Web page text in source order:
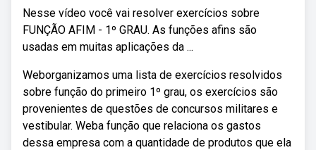
Nesse vídeo você vai resolver exercícios sobre
FUNÇÃO AFIM - 1º GRAU. As funções afins são
usadas em muitas aplicações da ...
Weborganizamos uma lista de exercícios resolvidos
sobre função do primeiro 1º grau, os exercícios são
provenientes de questões de concursos militares e
vestibular. Weba função que relaciona os gastos
dessa empresa com a quantidade de produtos que ela